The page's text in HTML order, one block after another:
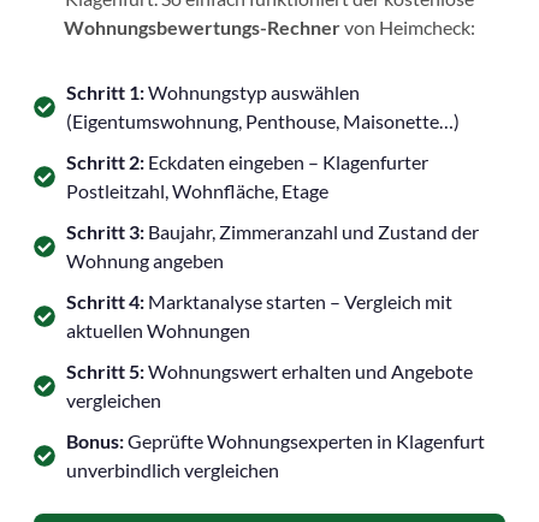
Wohnungsbewertungs-Rechnervon Heimcheck:
Schritt 1:Wohnungstyp auswählen
(Eigentumswohnung, Penthouse, Maisonette…)
Schritt 2: Eckdaten eingeben – Klagenfurter
Postleitzahl, Wohnfläche, Etage
Schritt 3: Baujahr, Zimmeranzahl und Zustand der
Wohnung angeben
Schritt 4: Marktanalyse starten – Vergleich mit
aktuellen Wohnungen
Schritt 5:Wohnungswert erhalten und Angebote
vergleichen
Bonus:Geprüfte Wohnungsexperten in Klagenfurt
unverbindlich vergleichen